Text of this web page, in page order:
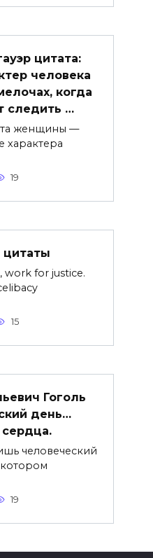
цитата:
человека
когда
следить …
женщины —
характера
19
цитаты
work for justice.
15
Гоголь
день…
человеческий
19